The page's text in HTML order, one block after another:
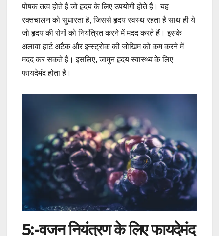
पोषक तत्व होते हैं जो हृदय के लिए उपयोगी होते हैं। यह
रक्तचालन को सुधारता है, जिससे हृदय स्वस्थ रहता है साथ ही ये
जो हृदय की रोगों को नियंत्रित करने में मदद करते हैं। इसके
अलावा हार्ट अटैक और इन्स्ट्रोक की जोखिम को कम करने में
मदद कर सकते हैं। इसलिए, जामुन हृदय स्वास्थ्य के लिए
फायदेमंद होता है।
5:-वजन नियंत्रण के लिएफायदेमंद